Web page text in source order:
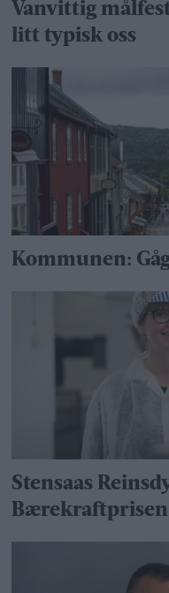
Vanvittig
litt typisk oss
Kommunen:
Stensaas